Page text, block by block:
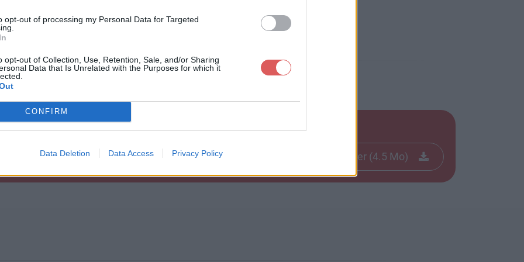
opt-out of processing my Personal Data for Targeted
opt-out of Collection, Use, Retention, Sale, and/or Sharing
Data that Is Unrelated with the Purposes for which it
CONFIRM
Data Deletion Data Access Privacy Policy Télécharger le fichier (4.5 Mo)